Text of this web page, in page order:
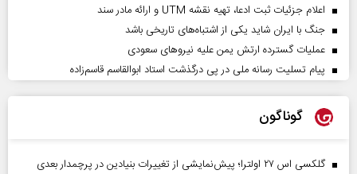
اعلام جزئیات ثبت ادعا، تهیه نقشه UTM و ارائه مادر سند
جنگ با ایران شاید یکی از اشتباه‌های تاریخی باشد
عملیات گسترده ارتش یمن علیه نیروهای سعودی
پیام تسلیت رسانه ملی در پی درگذشت استاد ابوالقاسم قاسم‌زاده
گوناگون
گلکسی اس ۲۷ اولترا؛ پیش‌نمایشی از تغییرات بنیادین در پرچمدار بعدی